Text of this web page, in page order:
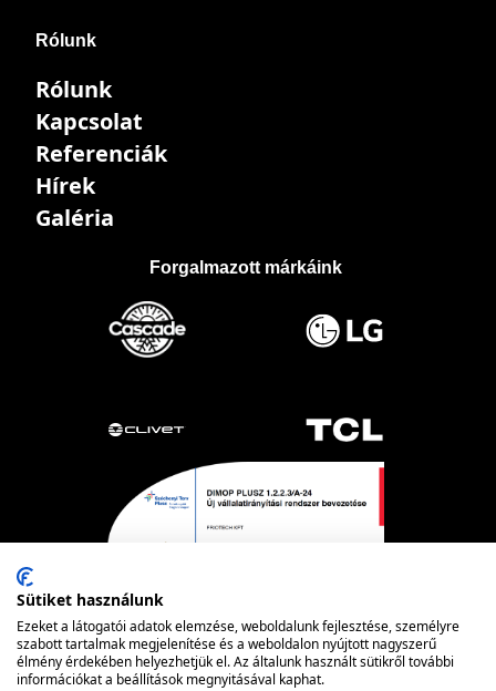
Rólunk
Rólunk
Kapcsolat
Referenciák
Hírek
Galéria
Forgalmazott márkáink
Sütiket használunk
Ezeket a látogatói adatok elemzése, weboldalunk fejlesztése, személyre
szabott tartalmak megjelenítése és a weboldalon nyújtott nagyszerű
élmény érdekében helyezhetjük el. Az általunk használt sütikről további
információkat a beállítások megnyitásával kaphat.